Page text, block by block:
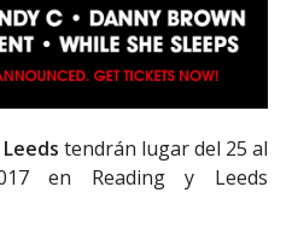
tendrán lugar del 25 al
en Reading y Leeds